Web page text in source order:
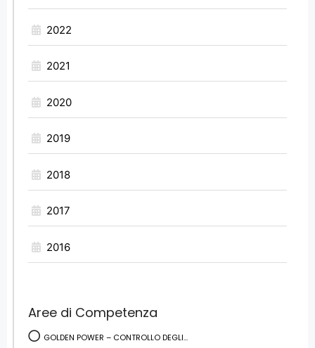
2022
2021
2020
2019
2018
2017
2016
Aree di Competenza
GOLDEN POWER – CONTROLLO DEGLI...